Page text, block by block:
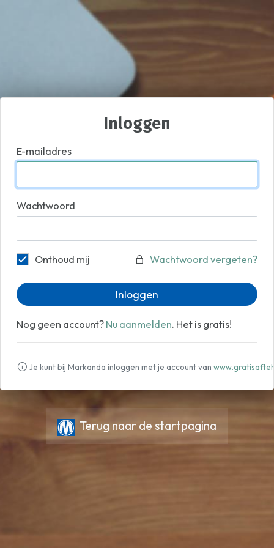
Inloggen
E-mailadres
Wachtwoord
Wachtwoord vergeten?
Onthoud mij
Inloggen
Nog geen account? Nu aanmelden. Het is gratis!
Je kunt bij Markanda inloggen met je account van
Terug naar de startpagina